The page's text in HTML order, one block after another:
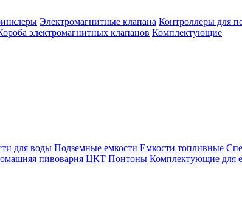
Электромагнитные клапана Контроллеры для
электромагнитных клапанов Комплектующие
для воды Подземные емкости Емкости топливные
пивоварня ЦКТ Понтоны Комплектующие для